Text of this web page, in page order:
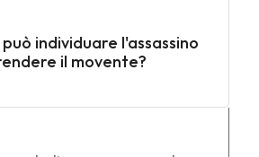
può individuare l'assassino
il movente?